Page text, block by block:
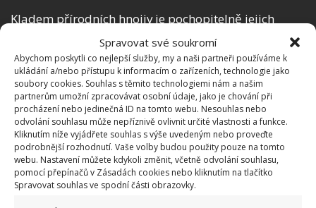
Spravovat své soukromí
Abychom poskytli co nejlepší služby, my a naši partneři používáme k
ukládání a/nebo přístupu k informacím o zařízeních, technologie jako
soubory cookies. Souhlas s těmito technologiemi nám a našim
partnerům umožní zpracovávat osobní údaje, jako je chování při
procházení nebo jedinečná ID na tomto webu. Nesouhlas nebo
odvolání souhlasu může nepříznivě ovlivnit určité vlastnosti a funkce.
Kliknutím níže vyjádřete souhlas s výše uvedeným nebo proveďte
podrobnější rozhodnutí. Vaše volby budou použity pouze na tomto
webu. Nastavení můžete kdykoli změnit, včetně odvolání souhlasu,
pomocí přepínačů v Zásadách cookies nebo kliknutím na tlačítko
Spravovat souhlas ve spodní části obrazovky.
Kladem přírodních hnojiv je pochopitelně jejich
celková nezávadnost. Můžete je používat a nemusí se
bát toho, že by měly negativní vliv na váš
organismus. Zvláště to platí u těch, co si sami
vyrobíte. Třeba z vaječných skořápek, z banánových
slupek, ale třeba i z droždí. Jde o přírodní běžné věci,
které nás neohrožují.